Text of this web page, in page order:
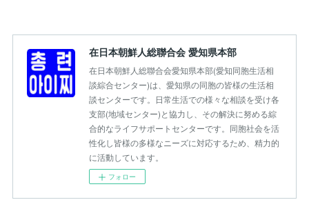
在日本朝鮮人総聯合会 愛知県本部
在日本朝鮮人総聯合会愛知県本部(愛知同胞生活相
談綜合センター)は、愛知県の同胞の皆様の生活相
談センターです。日常生活での様々な相談を受け各
支部(地域センター)と協力し、その解決に努める綜
合的なライフサポートセンターです。同胞社会を活
性化し皆様の多様なニーズに対応するため、精力的
に活動しています。
フォロー